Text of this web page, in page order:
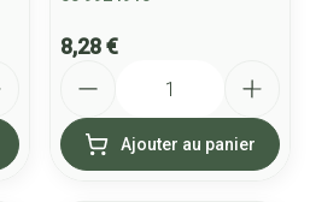
8,28 €
Ajouter au panier